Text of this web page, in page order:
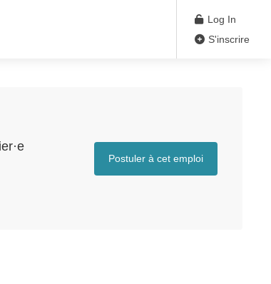
Log In
S'inscrire
Postuler à cet emploi